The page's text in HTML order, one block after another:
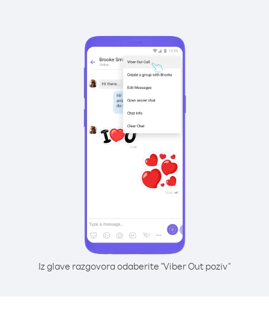
Iz glave razgovora odaberite "Viber Out poziv"